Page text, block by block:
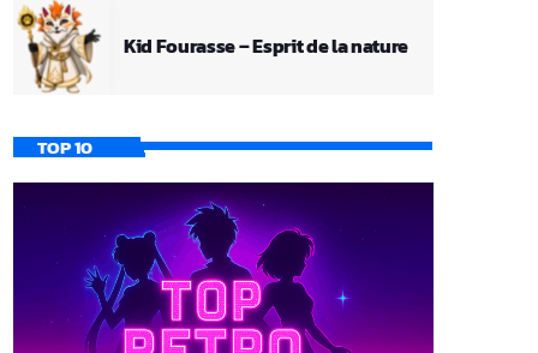
Kid Fourasse – Esprit de la nature
TOP 10